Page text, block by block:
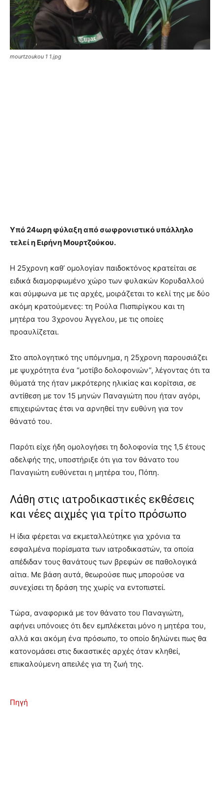
mourtzoukou 1 1.jpg
Υπό 24ωρη φύλαξη από σωφρονιστικό υπάλληλο
τελεί η Ειρήνη Μουρτζούκου.
Η 25χρονη καθ’ ομολογίαν παιδοκτόνος κρατείται σε
ειδικά διαμορφωμένο χώρο των φυλακών Κορυδαλλού
και σύμφωνα με τις αρχές, μοιράζεται το κελί της με δύο
ακόμη κρατούμενες: τη Ρούλα Πισπιρίγκου και τη
μητέρα του 3χρονου Άγγελου, με τις οποίες
προαυλίζεται.
Στο απολογητικό της υπόμνημα, η 25χρονη παρουσιάζει
με ψυχρότητα ένα “μοτίβο δολοφονιών”, λέγοντας ότι τα
θύματά της ήταν μικρότερης ηλικίας και κορίτσια, σε
αντίθεση με τον 15 μηνών Παναγιώτη που ήταν αγόρι,
επιχειρώντας έτσι να αρνηθεί την ευθύνη για τον
θάνατό του.
Παρότι είχε ήδη ομολογήσει τη δολοφονία της 1,5 έτους
αδελφής της, υποστήριξε ότι για τον θάνατο του
Παναγιώτη ευθύνεται η μητέρα του, Πόπη.
Λάθη στις ιατροδικαστικές εκθέσεις
και νέες αιχμές για τρίτο πρόσωπο
Η ίδια φέρεται να εκμεταλλεύτηκε για χρόνια τα
εσφαλμένα πορίσματα των ιατροδικαστών, τα οποία
απέδιδαν τους θανάτους των βρεφών σε παθολογικά
αίτια. Με βάση αυτά, θεωρούσε πως μπορούσε να
συνεχίσει τη δράση της χωρίς να εντοπιστεί.
Τώρα, αναφορικά με τον θάνατο του Παναγιώτη,
αφήνει υπόνοιες ότι δεν εμπλέκεται μόνο η μητέρα του,
αλλά και ακόμη ένα πρόσωπο, το οποίο δηλώνει πως θα
κατονομάσει στις δικαστικές αρχές όταν κληθεί,
επικαλούμενη απειλές για τη ζωή της.
Πηγή